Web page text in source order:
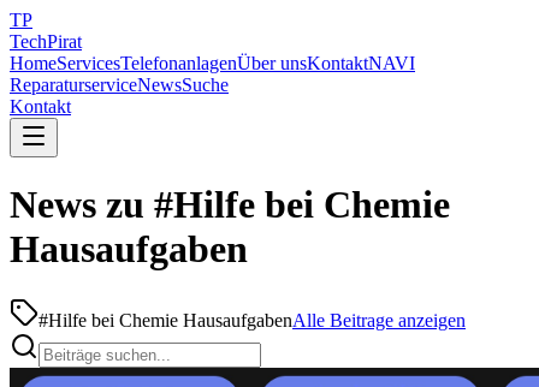
TP
TechPirat
HomeServicesTelefonanlagenÜber unsKontaktNAVI
ReparaturserviceNewsSuche
Kontakt
News zu #Hilfe bei Chemie
Hausaufgaben
#Hilfe bei Chemie HausaufgabenAlle Beitrage anzeigen